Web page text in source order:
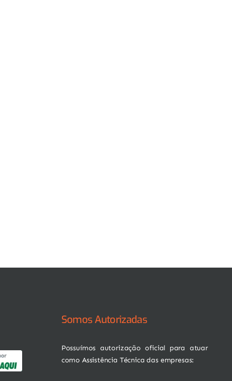
Somos Autorizadas
Possuímos autorização oficial para atuar
como Assistência Técnica das empresas: